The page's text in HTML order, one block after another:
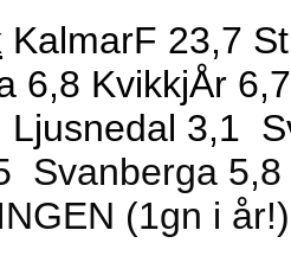
KalmarF 23,7
6,8 KvikkjÅr 6,7
Ljusnedal 3,1
Svanberga
INGEN (1gn i år!)